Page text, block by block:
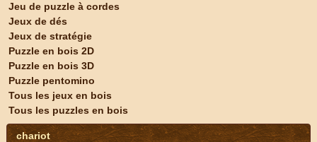
Jeu de puzzle à cordes
Jeux de dés
Jeux de stratégie
Puzzle en bois 2D
Puzzle en bois 3D
Puzzle pentomino
Tous les jeux en bois
Tous les puzzles en bois
chariot